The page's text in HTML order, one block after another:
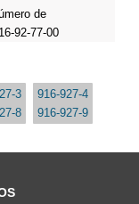
de
92-77-00
3
916-927-4
8 916-927-9